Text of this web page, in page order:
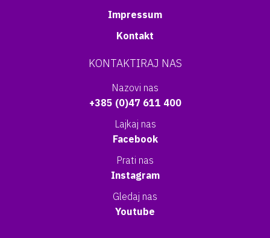
Impressum
Kontakt
KONTAKTIRAJ NAS
Nazovi nas
+385 (0)47 611 400
Lajkaj nas
Facebook
Prati nas
Instagram
Gledaj nas
Youtube